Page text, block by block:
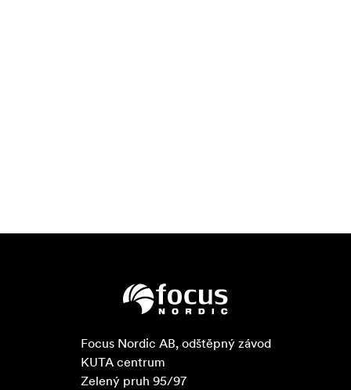
Focus Nordic AB, odštěpný závod
KUTA centrum
Zelený pruh 95/97